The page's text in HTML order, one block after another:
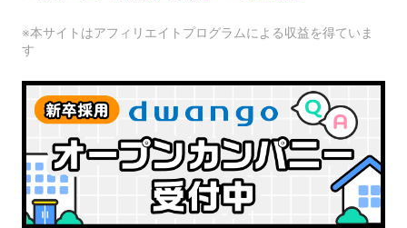
※本サイトはアフィリエイトプログラムによる収益を得ていま
す